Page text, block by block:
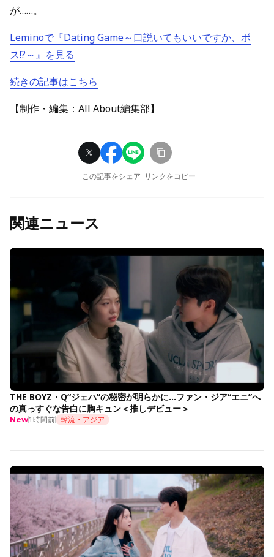
が……。
Leminoで『Dating Game～口説いてもいいですか、ボ
ス!?～』を見る
続きの記事はこちら
【制作・編集：All About編集部】
この記事をシェア リンクをコピー
関連ニュース
THE BOYZ・Q“ジェハ”の秘密が明らかに…ファン・ジア“エニ”へ
の真っすぐな告白に胸キュン＜推しデビュー＞
New1時間前 韓流・アジア